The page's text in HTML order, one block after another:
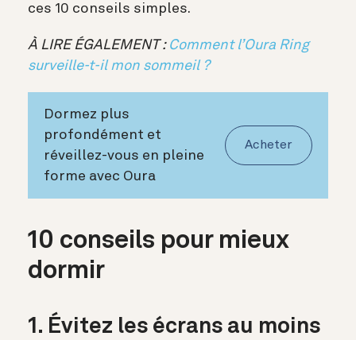
ces 10 conseils simples.
À LIRE ÉGALEMENT : Comment l’Oura Ring
surveille-t-il mon sommeil ?
Dormez plus
profondément et
réveillez-vous en pleine
forme avec Oura
Acheter
10 conseils pour mieux
dormir
1. Évitez les écrans au moins